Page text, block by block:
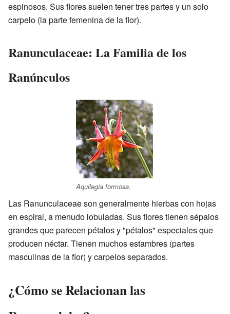
espinosos. Sus flores suelen tener tres partes y un solo
carpelo (la parte femenina de la flor).
Ranunculaceae: La Familia de los
Ranúnculos
Aquilegia formosa.
Las Ranunculaceae son generalmente hierbas con hojas
en espiral, a menudo lobuladas. Sus flores tienen sépalos
grandes que parecen pétalos y "pétalos" especiales que
producen néctar. Tienen muchos estambres (partes
masculinas de la flor) y carpelos separados.
¿Cómo se Relacionan las